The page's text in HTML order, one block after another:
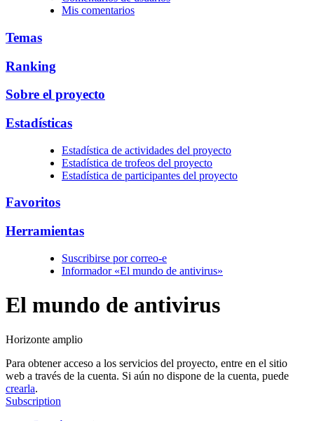
Mis comentarios
Temas
Ranking
Sobre el proyecto
Estadísticas
Estadística de actividades del proyecto
Estadística de trofeos del proyecto
Estadística de participantes del proyecto
Favoritos
Herramientas
Suscribirse por correo-e
Informador «El mundo de antivirus»
El mundo de antivirus
Horizonte amplio
Para obtener acceso a los servicios del proyecto, entre en el sitio
web a través de la cuenta. Si aún no dispone de la cuenta, puede
crearla.
Subscription